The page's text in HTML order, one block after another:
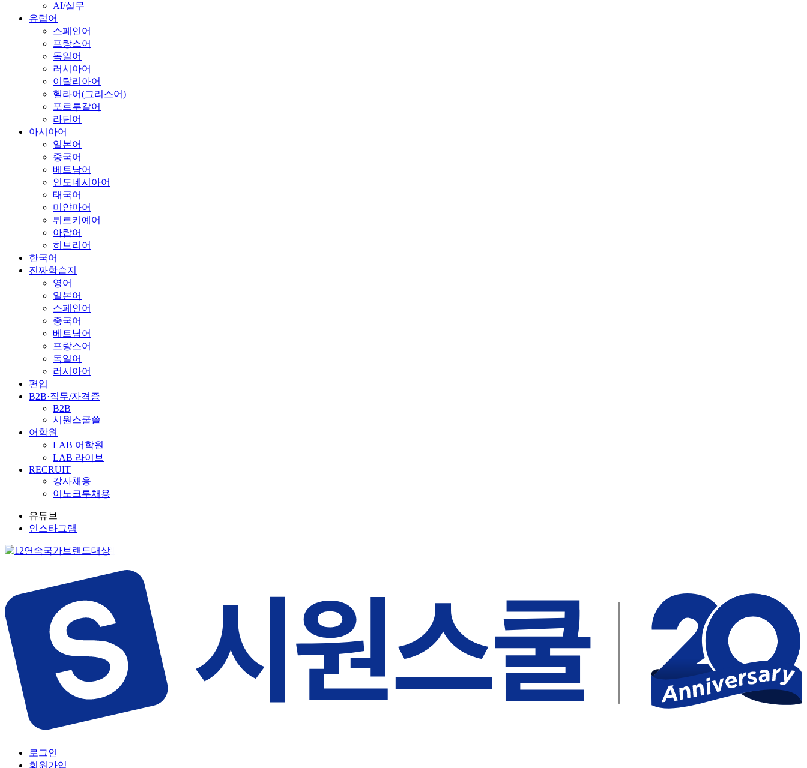
AI/실무
유럽어
스페인어
프랑스어
독일어
러시아어
이탈리아어
헬라어(그리스어)
포르투갈어
라틴어
아시아어
일본어
중국어
베트남어
인도네시아어
태국어
미얀마어
튀르키예어
아랍어
히브리어
한국어
진짜학습지
영어
일본어
스페인어
중국어
베트남어
프랑스어
독일어
러시아어
편입
B2B·직무/자격증
B2B
시원스쿨쓸
어학원
LAB 어학원
LAB 라이브
RECRUIT
강사채용
이노크루채용
유튜브
인스타그램
로그인
회원가입